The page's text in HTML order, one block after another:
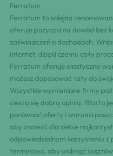
Ferratum
Ferratum⁣ to kolejna
‍oferuje ‍pożyczki⁤ na dowód⁣ bez
zaświadczeń ‌o ⁣​dochodach.
internet, ‍dzięki czemu cały​⁢
Ferratum ⁣oferuje⁣ elastyczne
możesz⁣ dopasować ⁣raty do‍
Wszystkie⁣ wymienione‌‌ firmy‍
⁣cieszą się⁤ dobrą‍ opinią. Warto
porównać oferty‍ i ⁣warunki
aby znaleźć dla‍ ‌siebie
odpowiedzialnym korzystaniu ​z
‌terminowo, aby⁢ uniknąć